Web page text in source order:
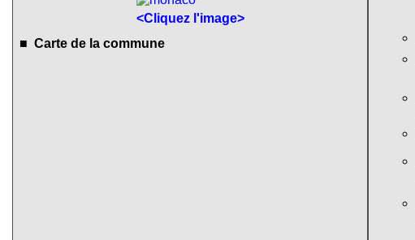
<Cliquez l'image>
■ Carte de la commune